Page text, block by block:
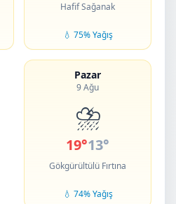
Hafif Sağanak
💧 75% Yağış
Pazar
9 Ağu
⛈️
19°13°
Gökgürültülü Fırtına
💧 74% Yağış